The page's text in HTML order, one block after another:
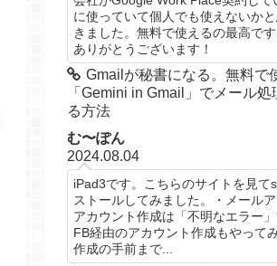
に使っていて個人でも使えないか
きました。無料で使えるの最高で
ありがとうございます！
Gmailが秘書になる。無料で
「Gemini in Gmail」でメール
る方法
む〜ぽん
2024.08.04
iPad3です。こちらのサイトを見て
ストールしてみました。・メール
アカウント作成は「不明なエラー」
FB経由のアカウント作成もやって
作成の手前まで...